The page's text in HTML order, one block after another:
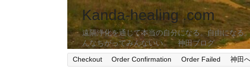
Kanda-healing .com
遠隔浄化を通じて本当の自分になる。自由になる
んなちがってみんないい。 神田ブログ
Checkout Order Confirmation Order Failed 神田